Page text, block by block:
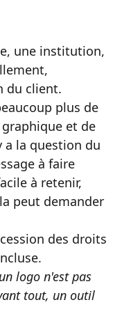
une institution,
du client.
plus de
et de
la question du
à faire
à retenir,
peut demander
des droits
un logo n'est pas
tout, un outil